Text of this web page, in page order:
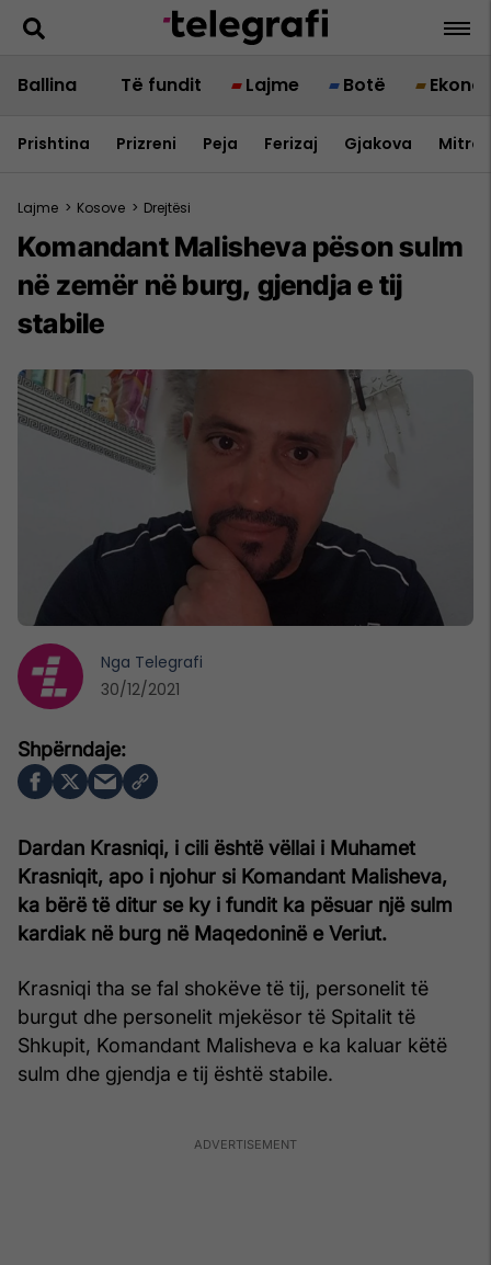
Ballina Të fundit Lajme Botë
Prishtina Prizreni Peja Ferizaj Gjakova
Lajme > Kosove > Drejtësi
Komandant Malisheva pëson sulm
në zemër në burg, gjendja e tij
stabile
Dardan Krasniqi, i cili është vëllai i Muhamet
Krasniqit, apo i njohur si Komandant Malisheva,
ka bërë të ditur se ky i fundit ka pësuar një sulm
kardiak në burg në Maqedoninë e Veriut.
Krasniqi tha se fal shokëve të tij, personelit të
burgut dhe personelit mjekësor të Spitalit të
Shkupit, Komandant Malisheva e ka kaluar këtë
sulm dhe gjendja e tij është stabile.
Nga Telegrafi
30/12/2021